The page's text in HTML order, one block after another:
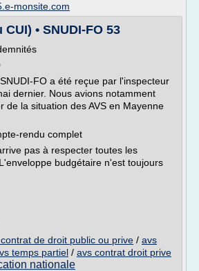
monsite.com
• SNUDI-FO 53
FO a été reçue par l'inspecteur
dernier. Nous avions notamment
de la situation des AVS en Mayenne
rendu complet
pas à respecter toutes les
budgétaire n'est toujours
de droit public ou prive / avs
temps partiel / avs contrat droit prive
nationale